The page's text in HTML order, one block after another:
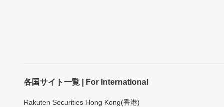
各国サイト一覧 | For International
Rakuten Securities Hong Kong(香港)